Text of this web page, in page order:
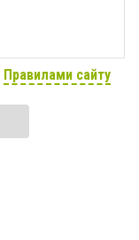
Правилами сайту